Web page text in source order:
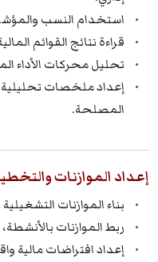
استخدام النسب
قراءة نتائج القوائم
تحليل محركات الأداء
إعداد ملخصات تحليلية
المصلحة.
إعداد الموازنات
بناء الموازنات
ربط الموازنات
إعداد افتراضات مالية